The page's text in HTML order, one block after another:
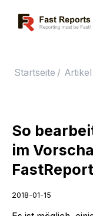
Fast Reports
Startseite / Artikel
So
im
2018-01-15